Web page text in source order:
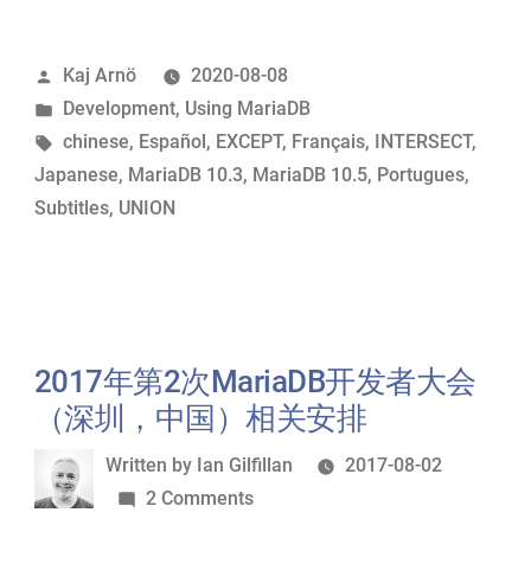
on
Set
Theory
Features”
Posted
by
Kaj Arnö
2020-08-08
Posted
in
Development, Using MariaDB
Tags:
chinese, Español , EXCEPT, Français, INTERSECT,
Japanese, MariaDB 10.3, MariaDB 10.5, Portugues,
Subtitles, UNION
2017年第2次MariaDB开发者大会
（深圳，中国）相关安排
Written
by
Written by Ian Gilfillan
2017-08-02
2 Commentson